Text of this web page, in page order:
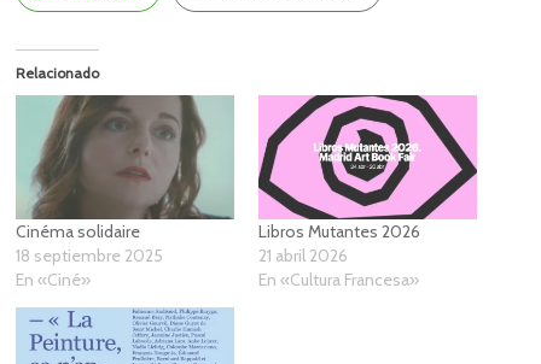
Relacionado
Cinéma solidaire
18 septiembre 2025
En «Ciné»
Libros Mutantes 2026
21 abril 2026
En «Cultura Francesa»